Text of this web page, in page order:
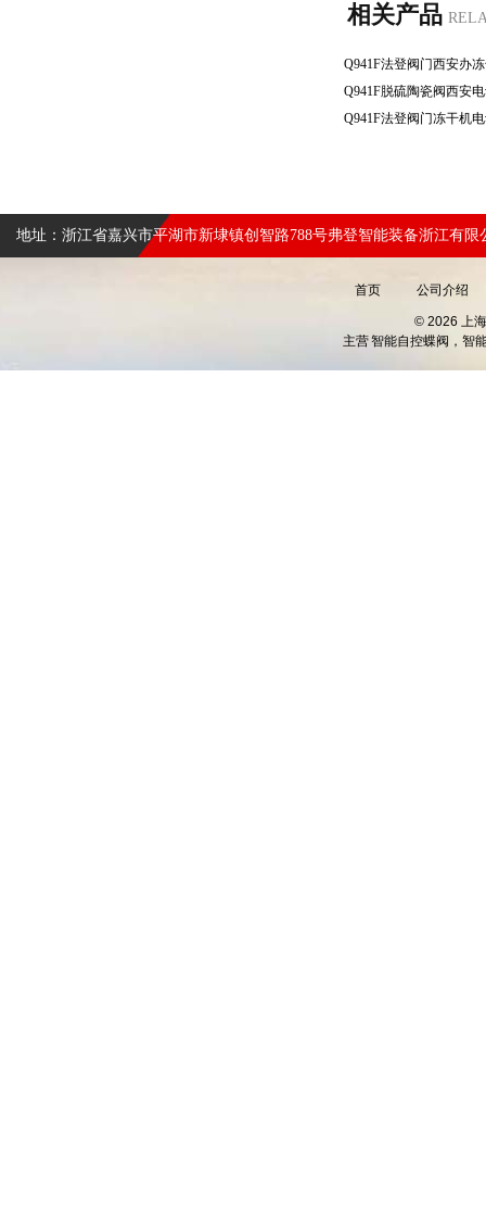
相关产品
地址：浙江省嘉兴市平湖市新埭镇创智路788号弗登智能装备浙江有限
首页 公司介绍
© 2026 上
主营智能自控蝶阀，智